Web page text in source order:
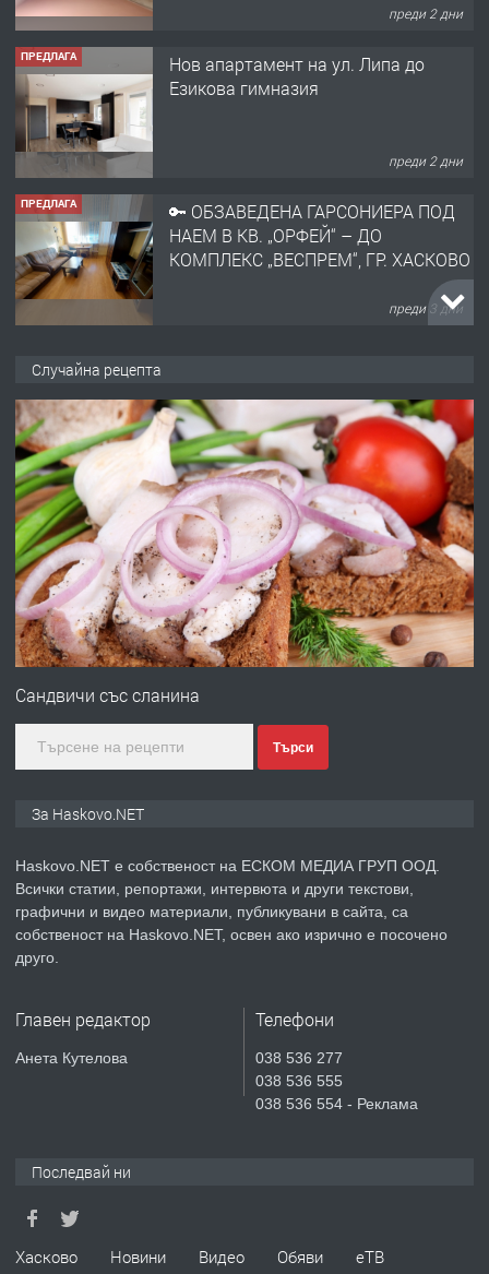
преди 2 дни
ПРЕДЛАГА
Нов апартамент на ул. Липа до
Езикова гимназия
преди 2 дни
ПРЕДЛАГА
🔑 ОБЗАВЕДЕНА ГАРСОНИЕРА ПОД
НАЕМ В КВ. „ОРФЕЙ“ – ДО
КОМПЛЕКС „ВЕСПРЕМ“, ГР. ХАСКОВО
преди 3 дни
АПАРТАМЕНТ В ЦЕНТЪРА НА ГР.
ХАСКОВО
преди 4 дни
ПРЕДЛАГА Давам гараж под наем
преди 4 дни
ПРЕДЛАГА
№4120 Магазин/Офис под наем в кв.
градската градина!
преди 5 дни
ПРЕДЛАГА
Продавам парцел в гр. Хасково кв.
СГЛОБЯВАНЕ НА МЕБЕЛИ.
апартамент под наем в кв.
Случайна рецепта
Сандвичи със сланина
Търси
За Haskovo.NET
Haskovo.NET е собственост на ЕСКОМ МЕДИА ГРУП ООД.
Всички статии, репортажи, интервюта и други текстови,
графични и видео материали, публикувани в сайта, са
собственост на Haskovo.NET, освен ако изрично е посочено
друго.
Главен редактор
Анета Кутелова
Телефони
038 536 277
038 536 555
038 536 554 - Реклама
Последвай ни
Хасково Новини Видео Обяви
еТВ